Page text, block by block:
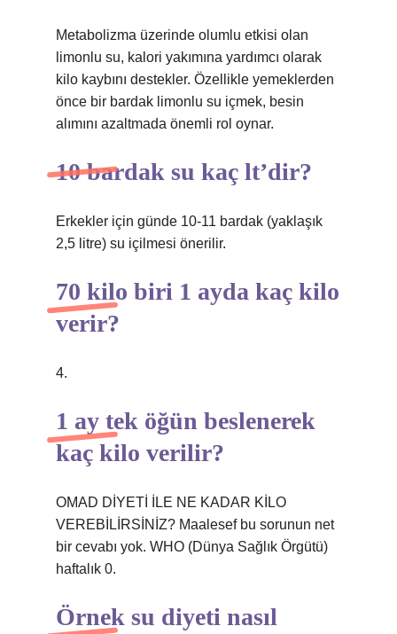
Metabolizma üzerinde olumlu etkisi olan
limonlu su, kalori yakımına yardımcı olarak
kilo kaybını destekler. Özellikle yemeklerden
önce bir bardak limonlu su içmek, besin
alımını azaltmada önemli rol oynar.
10 bardak su kaç lt’dir?
Erkekler için günde 10-11 bardak (yaklaşık
2,5 litre) su içilmesi önerilir.
70 kilo biri 1 ayda kaç kilo
verir?
4.
1 ay tek öğün beslenerek
kaç kilo verilir?
OMAD DİYETİ İLE NE KADAR KİLO
VEREBİLİRSİNİZ? Maalesef bu sorunun net
bir cevabı yok. WHO (Dünya Sağlık Örgütü)
haftalık 0.
Örnek su diyeti nasıl